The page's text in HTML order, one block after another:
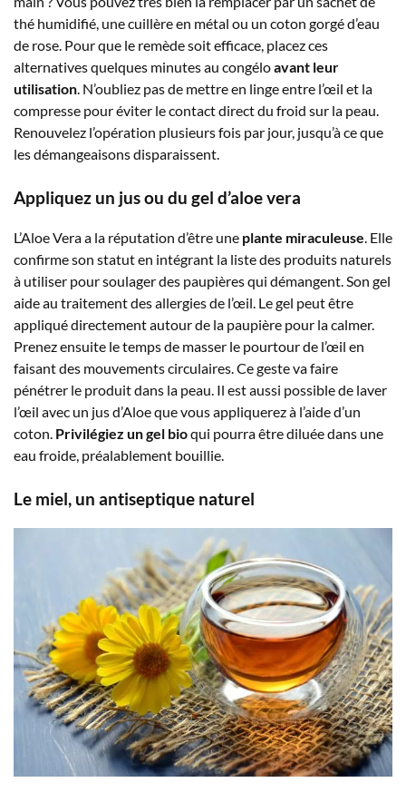
thé humidifié, une cuillère en métal ou un coton gorgé d’eau
de rose. Pour que le remède soit efficace, placez ces
alternatives quelques minutes au congéloavant leur
utilisation. N’oubliez pas de mettre en linge entre l’œil et la
compresse pour éviter le contact direct du froid sur la peau.
Renouvelez l’opération plusieurs fois par jour, jusqu’à ce que
les démangeaisons disparaissent.
Appliquez un jus ou du gel d’aloe vera
L’Aloe Vera a la réputation d’être une plante miraculeuse. Elle
confirme son statut en intégrant la liste des produits naturels
à utiliser pour soulager des paupières qui démangent. Son gel
aide au traitement des allergies de l’œil. Le gel peut être
appliqué directement autour de la paupière pour la calmer.
Prenez ensuite le temps de masser le pourtour de l’œil en
faisant des mouvements circulaires. Ce geste va faire
pénétrer le produit dans la peau. Il est aussi possible de laver
l’œil avec un jus d’Aloe que vous appliquerez à l’aide d’un
coton. Privilégiez un gel bioqui pourra être diluée dans une
eau froide, préalablement bouillie.
Le miel, un antiseptique naturel